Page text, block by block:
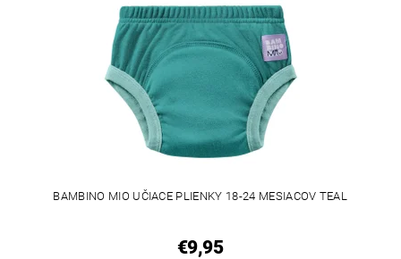
BAMBINO MIO UČIACE PLIENKY 18-24 MESIACOV TEAL
€9,95